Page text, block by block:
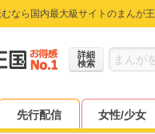
なら国内最大級サイトのまんが王
詳細
検索
先行配信 女性/少女